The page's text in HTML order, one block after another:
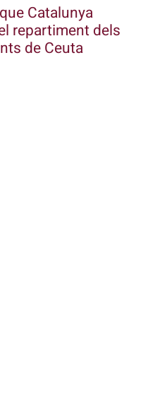
Catalunya
repartiment dels
de Ceuta